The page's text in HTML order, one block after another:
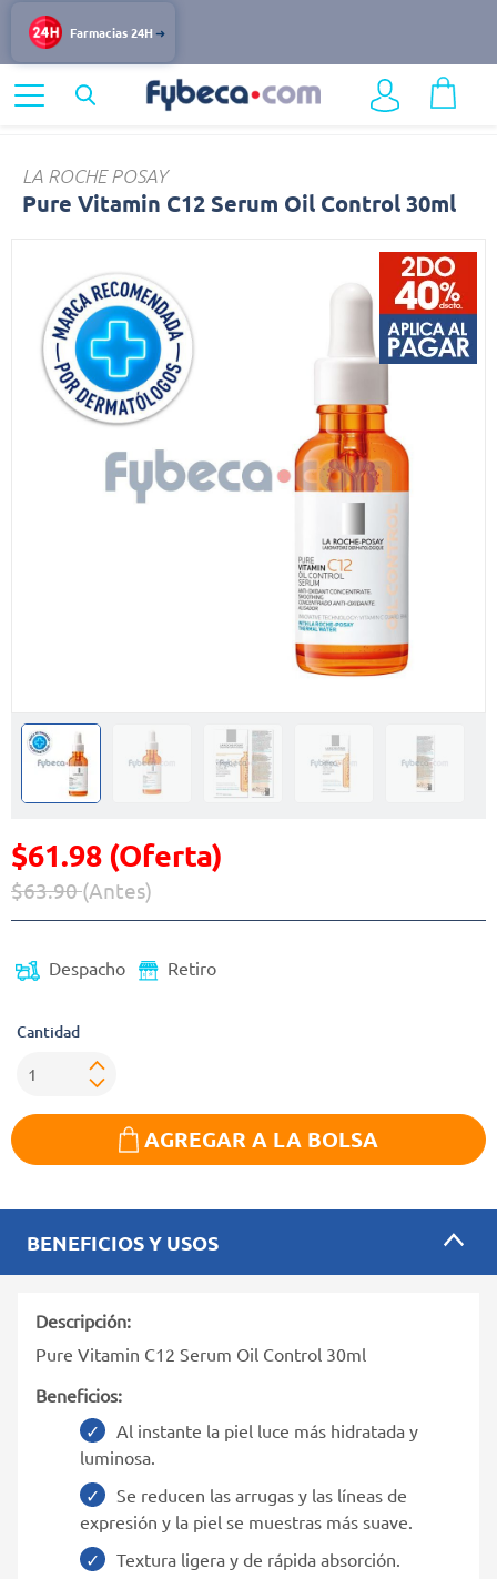
Farmacias 24H
Pure
LA ROCHE POSAY
Pure Vitamin C12 Serum Oil Control 30ml
$61.98 (Oferta)
Precio reducido de
$63.90(Antes)
Despacho Retiro
Cantidad
AGREGAR A LA BOLSA
BENEFICIOS Y USOS
Descripción:
Pure Vitamin C12 Serum Oil Control 30ml
Beneficios:
Al instante la piel luce más hidratada y
luminosa.
Se reducen las arrugas y las líneas de
expresión y la piel se muestras más suave.
Textura ligera y de rápida absorción.